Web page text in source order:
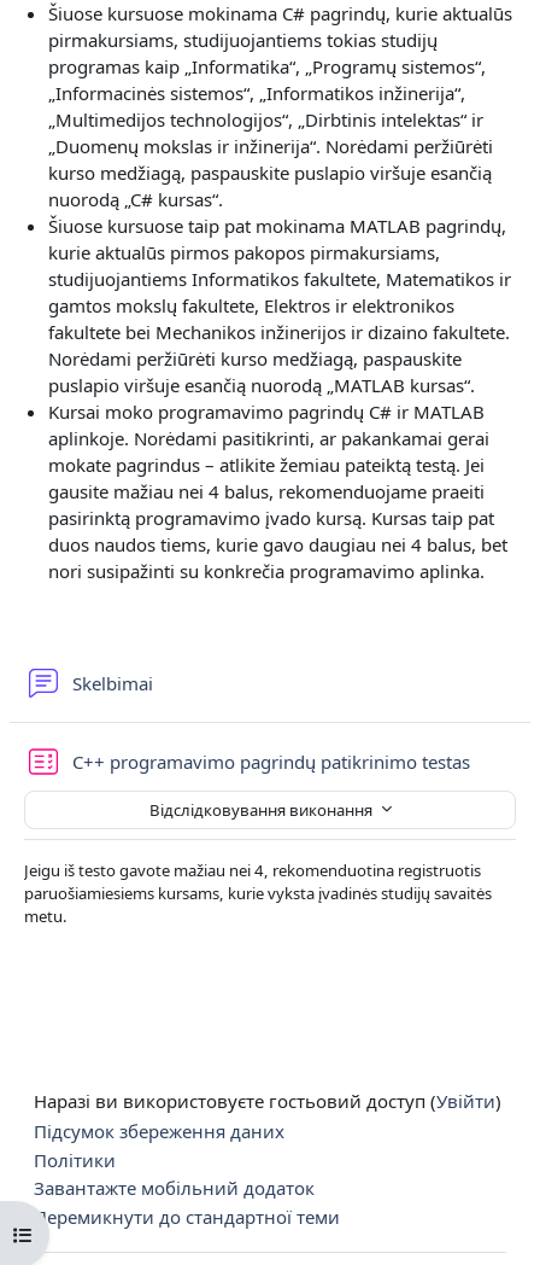
Відкритий покажчик курсу
Šiuose kursuose mokinama C# pagrindų, kurie aktualūs
pirmakursiams, studijuojantiems tokias studijų
programas kaip „Informatika“, „Programų sistemos“,
„Informacinės sistemos“, „Informatikos inžinerija“,
„Multimedijos technologijos“, „Dirbtinis intelektas“ ir
„Duomenų mokslas ir inžinerija“. Norėdami peržiūrėti
kurso medžiagą, paspauskite puslapio viršuje esančią
nuorodą „C# kursas“.
Šiuose kursuose taip pat mokinama MATLAB pagrindų,
kurie aktualūs pirmos pakopos pirmakursiams,
studijuojantiems Informatikos fakultete, Matematikos ir
gamtos mokslų fakultete, Elektros ir elektronikos
fakultete bei Mechanikos inžinerijos ir dizaino fakultete.
Norėdami peržiūrėti kurso medžiagą, paspauskite
puslapio viršuje esančią nuorodą „MATLAB kursas“.
Kursai moko programavimo pagrindų C# ir MATLAB
aplinkoje. Norėdami pasitikrinti, ar pakankamai gerai
mokate pagrindus – atlikite žemiau pateiktą testą. Jei
gausite mažiau nei 4 balus, rekomenduojame praeiti
pasirinktą programavimo įvado kursą. Kursas taip pat
duos naudos tiems, kurie gavo daugiau nei 4 balus, bet
nori susipažinti su konkrečia programavimo aplinka.
Skelbimai
C++ programavimo pagrindų patikrinimo testasТест
Відслідковування виконання
Jeigu iš testo gavote mažiau nei 4, rekomenduotina registruotis
paruošiamiesiems kursams, kurie vyksta įvadinės studijų savaitės
metu.
Наразі ви використовуєте гостьовий доступ (Увійти)
Підсумок збереження даних
Політики
Завантажте мобільний додаток
Перемикнути до стандартної теми